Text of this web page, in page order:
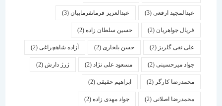
عبدالمجید ارفعی(3) عبدالعزیز فرمانفرماییان(3)
فریال جواهریان(2) حسین سلطان زاده(2)
علی نقی گلریز(2) حسن بلخاری(2) آزاده شاهچراغی(2)
جواد میرحسینی(2) مسعود علی نژاد(2) ژرژ دارش (2)
محمدرضا کارگر(2) ابراهیم حقیقی(2)
محمدرضا اصلانی(2) جواد مهدی زاده(2)